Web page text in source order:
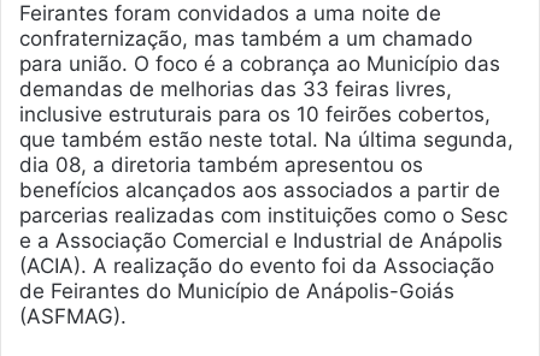
Feirantes foram convidados a uma noite de
confraternização, mas também a um chamado
para união. O foco é a cobrança ao Município das
demandas de melhorias das 33 feiras livres,
inclusive estruturais para os 10 feirões cobertos,
que também estão neste total. Na última segunda,
dia 08, a diretoria também apresentou os
benefícios alcançados aos associados a partir de
parcerias realizadas com instituições como o Sesc
e a Associação Comercial e Industrial de Anápolis
(ACIA). A realização do evento foi da Associação
de Feirantes do Município de Anápolis-Goiás
(ASFMAG).